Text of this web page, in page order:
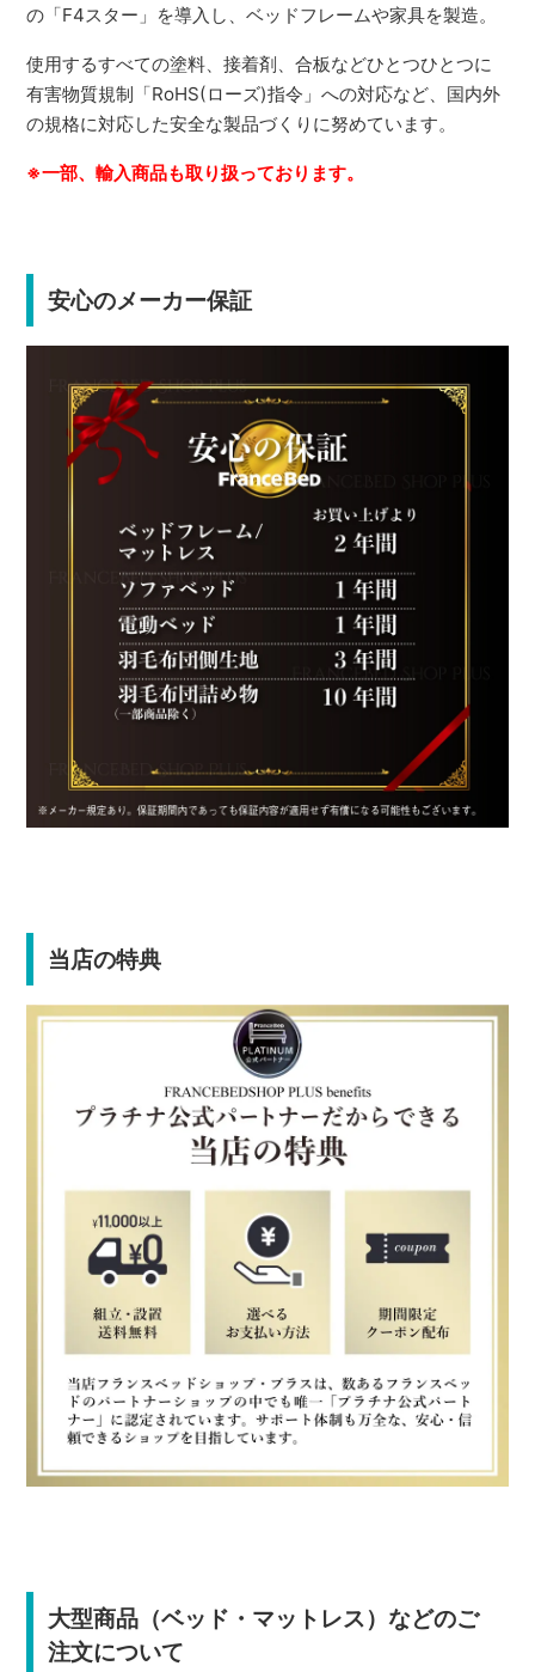
の「F4スター」を導入し、ベッドフレームや家具を製造。
使用するすべての塗料、接着剤、合板などひとつひとつに
有害物質規制「RoHS(ローズ)指令」への対応など、国内外
の規格に対応した安全な製品づくりに努めています。
※一部、輸入商品も取り扱っております。
安心のメーカー保証
当店の特典
大型商品（ベッド・マットレス）などのご
注文について